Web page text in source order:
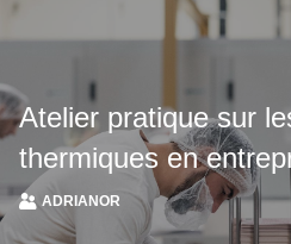
CONTACT
Atelier pratique sur
thermiques en
ADRIANOR